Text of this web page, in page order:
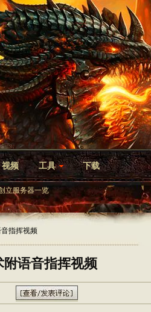
视频 工具 下载
立服务器一览
指挥视频
附语音指挥视频